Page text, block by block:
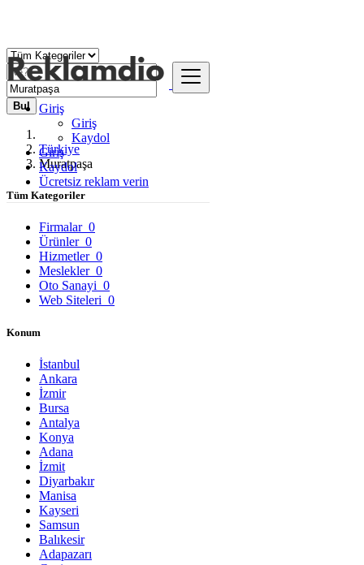
Giriş
Giriş
Kaydol
Giriş
Kaydol
Ücretsiz reklam verin
Bul
Türkiye
Muratpaşa
Tüm Kategoriler
Firmalar 0
Ürünler 0
Hizmetler 0
Meslekler 0
Oto Sanayi 0
Web Siteleri 0
Konum
İstanbul
Ankara
İzmir
Bursa
Antalya
Konya
Adana
İzmit
Diyarbakır
Manisa
Kayseri
Samsun
Balıkesir
Adapazarı